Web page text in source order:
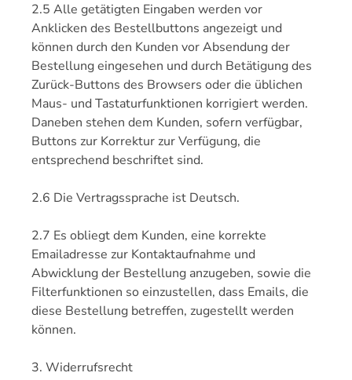
2.5 Alle getätigten Eingaben werden vor
Anklicken des Bestellbuttons angezeigt und
können durch den Kunden vor Absendung der
Bestellung eingesehen und durch Betätigung des
Zurück-Buttons des Browsers oder die üblichen
Maus- und Tastaturfunktionen korrigiert werden.
Daneben stehen dem Kunden, sofern verfügbar,
Buttons zur Korrektur zur Verfügung, die
entsprechend beschriftet sind.
2.6 Die Vertragssprache ist Deutsch.
2.7 Es obliegt dem Kunden, eine korrekte
Emailadresse zur Kontaktaufnahme und
Abwicklung der Bestellung anzugeben, sowie die
Filterfunktionen so einzustellen, dass Emails, die
diese Bestellung betreffen, zugestellt werden
können.
3. Widerrufsrecht